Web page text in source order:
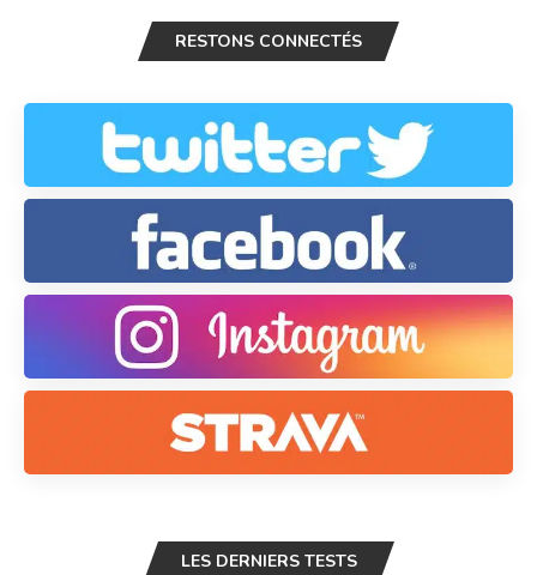
RESTONS CONNECTÉS
LES DERNIERS TESTS